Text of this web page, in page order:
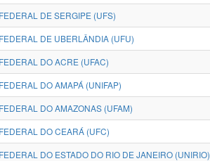
DE SERGIPE (UFS)
DE UBERLÂNDIA (UFU)
DO ACRE (UFAC)
DO AMAPÁ (UNIFAP)
DO AMAZONAS (UFAM)
DO CEARÁ (UFC)
DO ESTADO DO RIO DE JANEIRO (UNIRIO)